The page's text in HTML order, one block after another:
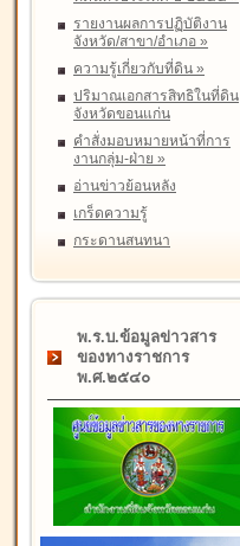
รายงานผลการปฏิบัติงาน
จังหวัด/สาขา/อำเภอ »
ความรู้เกี่ยวกับที่ดิน »
ปริมาณเอกสารสิทธิในที่ดิน
จังหวัดขอนแก่น
คำสั่งมอบหมายหน้าที่การ
งานกลุ่ม-ฝ่าย »
อ่านข่าวย้อนหลัง
เกร็ดความรู้
กระดานสนทนา
พ.ร.บ.ข้อมูลข่าวสาร
ของทางราชการ
พ.ศ.๒๕๔๐